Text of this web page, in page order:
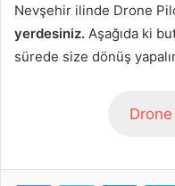
Nevşehir ilinde Drone
yerdesiniz. Aşağıda ki
sürede size dönüş
Drone